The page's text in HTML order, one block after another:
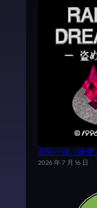
音响小说《旅梦
2026 年 7 月 16 日